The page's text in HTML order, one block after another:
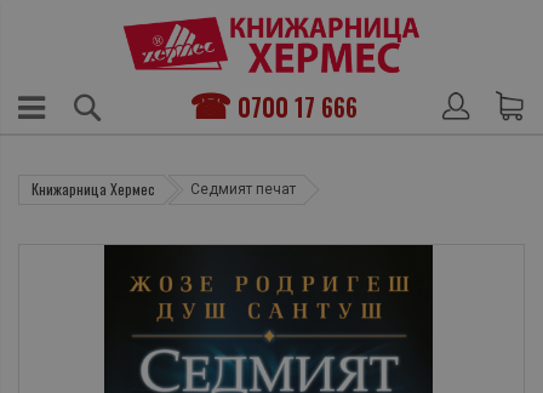
0700 17 666
Книжарница Хермес Седмият печат